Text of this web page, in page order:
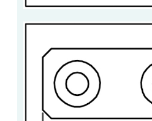
DALLE DE SOL EN VERRE
PORTE EN VERRE
GARDE CORPS EN VERRE
VERRIÈRE TYPE ATELIER